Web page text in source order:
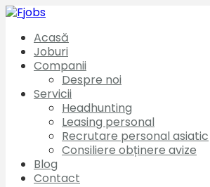
Acasă
Joburi
Companii
Despre noi
Servicii
Headhunting
Leasing personal
Recrutare personal asiatic
Consiliere obținere avize
Blog
Contact